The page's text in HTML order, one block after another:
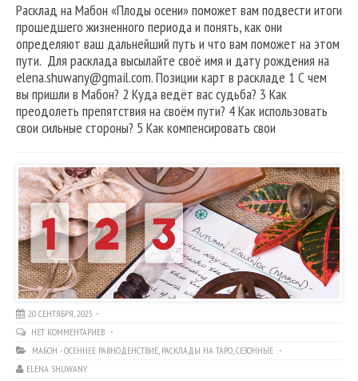
Расклад на Мабон «Плоды осени» поможет вам подвести итоги
прошедшего жизненного периода и понять, как они
определяют ваш дальнейший путь и что вам поможет на этом
пути. Для расклада высылайте своё имя и дату рождения на
elena.shuwany@gmail.com. Позиции карт в раскладе 1 С чем
вы пришли в Мабон? 2 Куда ведёт вас судьба? 3 Как
преодолеть препятствия на своём пути? 4 Как использовать
свои сильные стороны? 5 Как компенсировать свои
20 СЕНТЯБРЯ, 2025
НЕТ КОММЕНТАРИЕВ
МАБОН - ОСЕННЕЕ РАВНОДЕНСТВИЕ РАСКЛАДЫ НА ТАРО СЕЗОННЫЕ
ELENA SHUWANY